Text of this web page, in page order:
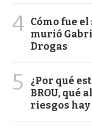
4 Cómo fue
murió
Drogas
5
¿Por qué
BROU, qué
riesgos hay